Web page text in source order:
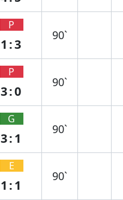
P
1:3
90`
P
3:0
90`
G
3:1
90`
E
1:1
90`